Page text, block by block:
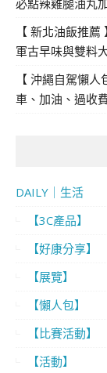
【 新北油飯推
軍古早味與雙料
【 沖繩自駕懶
車、加油、過收
DAILY｜生活
【3C產品】
【好康分享】
【展覽】
【懶人包】
【比賽活動】
【活動】